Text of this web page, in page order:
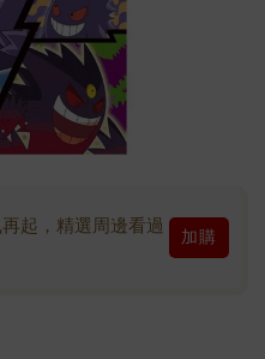
起，精選周邊看過
加購